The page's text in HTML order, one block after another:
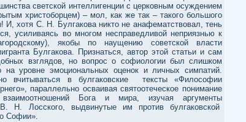
светской интеллигенции с церковным осуждением
христоборцем) – мол, как же так – такого большого
И, хотя С. Н. Булгакова никто не анафематствовал, тень
усиливаясь во многом несправедливой неприязнью к
якобы по наущению советской власти
Булгакова. Признаться, автор этой статьи и сам
взглядов, но вопрос о софиологии был слишком
на уровне эмоциональных оценок и личных симпатий.
вчитываться в булгаковские тексты «Философии
параллельно осваивая святоотеческое понимание
Бога и мира, изучая аргументы
В. Н. Лосского, выдвинутые им против булгаковской
Софии».